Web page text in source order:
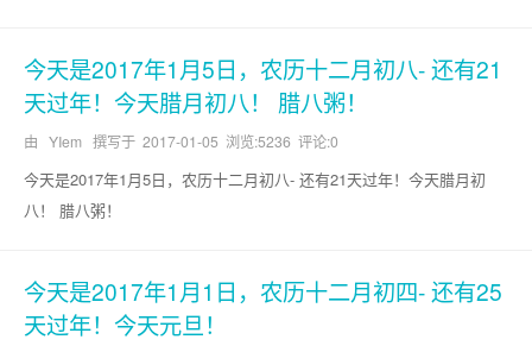
今天是2017年1月5日，农历十二月初八- 还有21
天过年！今天腊月初八！ 腊八粥！
由 YIem 撰写于 2017-01-05 浏览:5236 评论:0
今天是2017年1月5日，农历十二月初八- 还有21天过年！今天腊月初
八！ 腊八粥！
今天是2017年1月1日，农历十二月初四- 还有25
天过年！今天元旦！